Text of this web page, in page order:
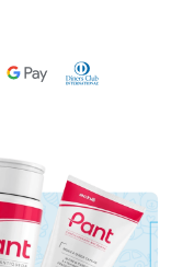
Google PayDiners Club